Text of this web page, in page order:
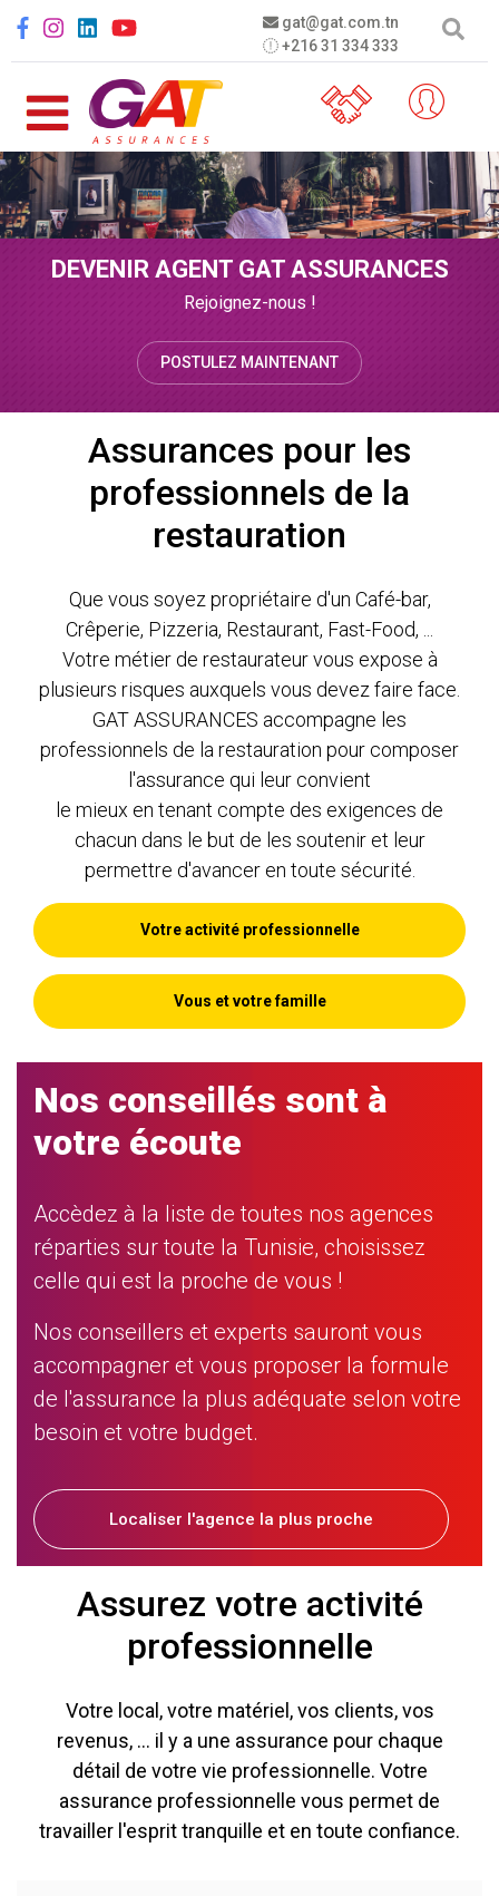
gat@gat.com.tn
+216 31 334 333
Social menu
DEVENIR AGENT GAT ASSURANCES
Rejoignez-nous !
POSTULEZ MAINTENANT
Assurances pour les
professionnels de la
restauration
Que vous soyez propriétaire d'un Café-bar,
Crêperie, Pizzeria, Restaurant, Fast-Food, ...
Votre métier de restaurateur vous expose à
plusieurs risques auxquels vous devez faire face.
GAT ASSURANCES accompagne les
professionnels de la restauration pour composer
l'assurance qui leur convient
le mieux en tenant compte des exigences de
chacun dans le but de les soutenir et leur
permettre d'avancer en toute sécurité.
Votre activité professionnelle
Vous et votre famille
Nos conseillés sont à
votre écoute
Accèdez à la liste de toutes nos agences
réparties sur toute la Tunisie, choisissez
celle qui est la proche de vous !
Nos conseillers et experts sauront vous
accompagner et vous proposer la formule
de l'assurance la plus adéquate selon votre
besoin et votre budget.
Localiser l'agence la plus proche
Assurez votre activité
professionnelle
Votre local, votre matériel, vos clients, vos
revenus, ... il y a une assurance pour chaque
détail de votre vie professionnelle. Votre
assurance professionnelle vous permet de
travailler l'esprit tranquille et en toute confiance.